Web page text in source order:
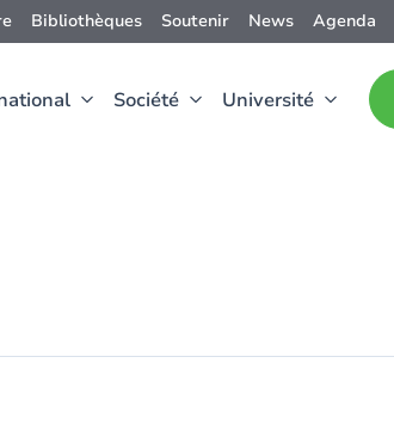
Bibliothèques Soutenir News Agenda
Société Université